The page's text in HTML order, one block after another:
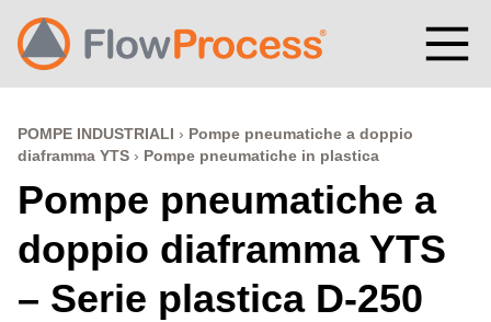
POMPE INDUSTRIALI
Pompe pneumatiche a doppio
diaframma YTS
Pompe pneumatiche in plastica
Pompe pneumatiche a
doppio diaframma YTS
– Serie plastica D-250